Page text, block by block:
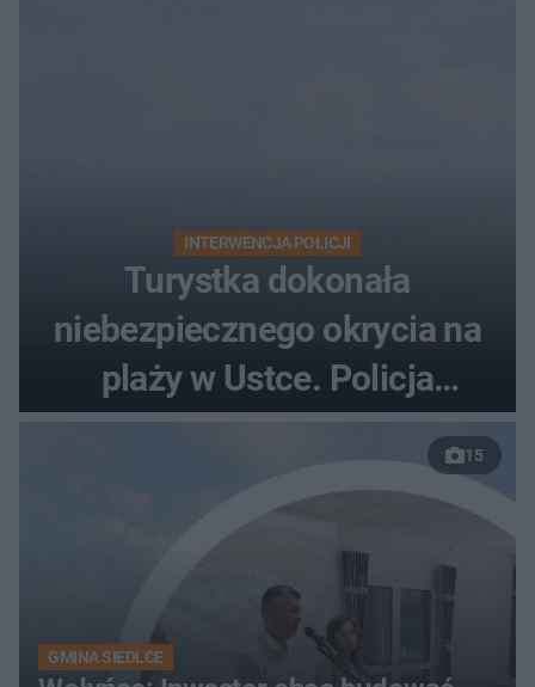
INTERWENCJA POLICJI
Turystka dokonała
niebezpiecznego okrycia na
plaży w Ustce. Policja
musiała zamknąć odcinek
wybrzeża
15
GMINA SIEDLCE